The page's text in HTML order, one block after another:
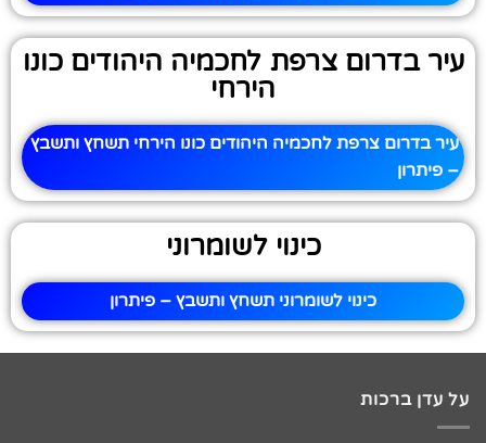
עיר בדרום צרפת לחכמיה היהודים כונו
הירחי
עיר בדרום צרפת לחכמיה היהודים כונו הירחי תשחץ ותשבץ
– פיתרון
כינוי לשומרוני
כינוי לשומרוני תשחץ ותשבץ – פיתרון
על עדן ברכות